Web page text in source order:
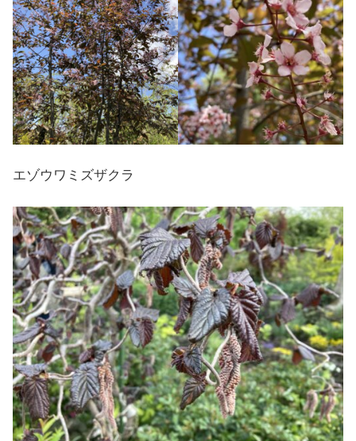
エゾウワミズザクラ